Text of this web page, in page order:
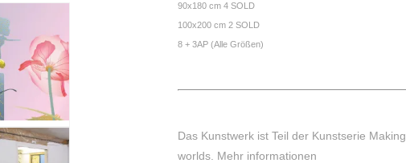
90x180 cm 4 SOLD
100x200 cm 2 SOLD
8 + 3AP (Alle Größen)
Das Kunstwerk ist Teil der Kunstserie Making
worlds. Mehr informationen